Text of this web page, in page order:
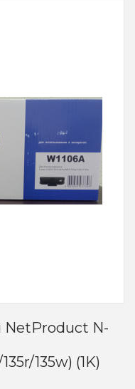
NetProduct N-
135w) (1K)